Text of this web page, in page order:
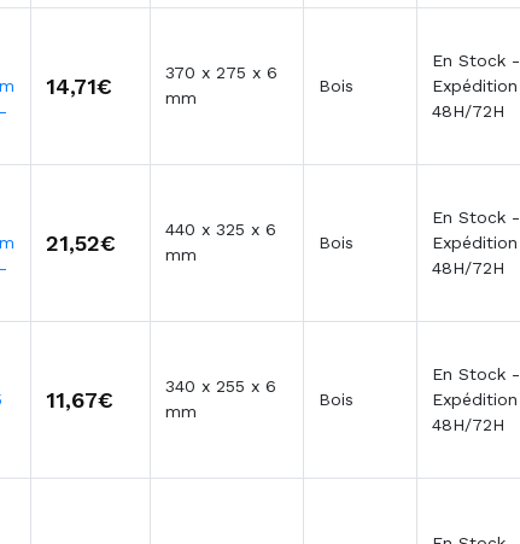
14,71€
370 x 275 x 6
mm
Bois
En Stock -
Expédition
48H/72H
21,52€
440 x 325 x 6
mm
Bois
En Stock -
Expédition
48H/72H
11,67€
340 x 255 x 6
mm
Bois
En Stock -
Expédition
48H/72H